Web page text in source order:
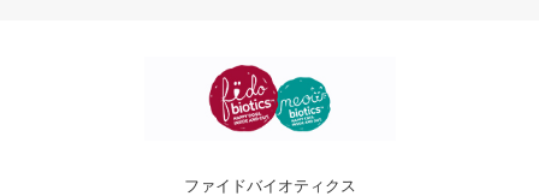
ファイドバイオティクス